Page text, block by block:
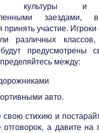
культуры и
принять участие.
различных
предусмотрены
между:
авто.
свою стихию и
а давите на